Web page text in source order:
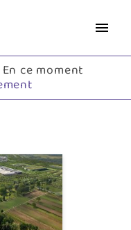
En ce moment